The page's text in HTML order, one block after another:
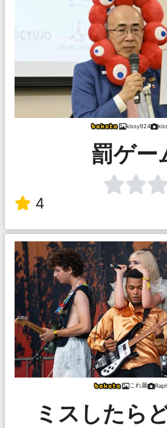
kissy924
罰ゲー
4
これ藤
ミスしたら